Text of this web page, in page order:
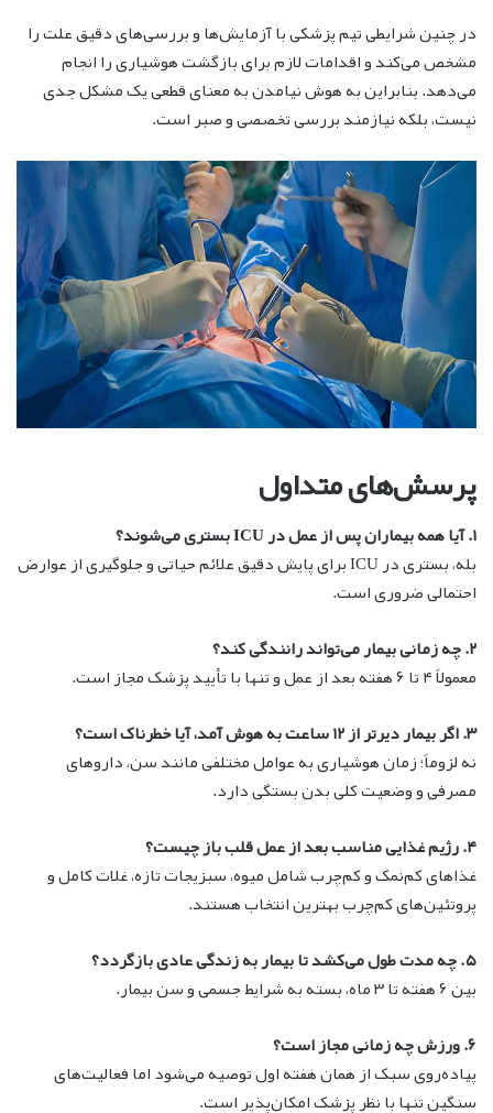
در چنین شرایطی تیم پزشکی با آزمایش‌ها و بررسی‌های دقیق علت را
مشخص می‌کند و اقدامات لازم برای بازگشت هوشیاری را انجام
می‌دهد. بنابراین به هوش نیامدن به معنای قطعی یک مشکل جدی
نیست، بلکه نیازمند بررسی تخصصی و صبر است.
پرسش‌های متداول
۱. آیا همه بیماران پس از عمل در ICU بستری می‌شوند؟
بله، بستری در ICU برای پایش دقیق علائم حیاتی و جلوگیری از عوارض
احتمالی ضروری است.
۲. چه زمانی بیمار می‌تواند رانندگی کند؟
معمولاً ۴ تا ۶ هفته بعد از عمل و تنها با تأیید پزشک مجاز است.
۳. اگر بیمار دیرتر از ۱۲ ساعت به هوش آمد، آیا خطرناک است؟
نه لزوماً؛ زمان هوشیاری به عوامل مختلفی مانند سن، داروهای
مصرفی و وضعیت کلی بدن بستگی دارد.
۴. رژیم غذایی مناسب بعد از عمل قلب باز چیست؟
غذاهای کم‌نمک و کم‌چرب شامل میوه، سبزیجات تازه، غلات کامل و
پروتئین‌های کم‌چرب بهترین انتخاب هستند.
۵. چه مدت طول می‌کشد تا بیمار به زندگی عادی بازگردد؟
بین ۶ هفته تا ۳ ماه، بسته به شرایط جسمی و سن بیمار.
۶. ورزش چه زمانی مجاز است؟
پیاده‌روی سبک از همان هفته اول توصیه می‌شود اما فعالیت‌های
سنگین تنها با نظر پزشک امکان‌پذیر است.